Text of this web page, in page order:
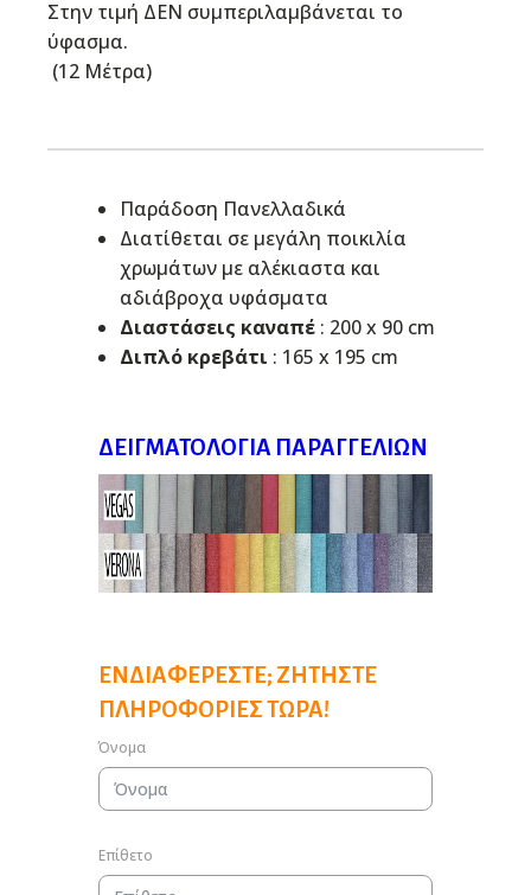
Στην τιμή ΔΕΝ συμπεριλαμβάνεται το
ύφασμα.
(12 Μέτρα)
Παράδοση Πανελλαδικά
Διατίθεται σε μεγάλη ποικιλία
χρωμάτων με αλέκιαστα και
αδιάβροχα υφάσματα
Διαστάσεις καναπέ : 200 x 90 cm
Διπλό κρεβάτι : 165 x 195 cm
ΔΕΙΓΜΑΤΟΛΌΓΙΑ ΠΑΡΑΓΓΕΛΙΏΝ
ΕΝΔΙΑΦΈΡΕΣΤΕ; ΖΗΤΉΣΤΕ
ΠΛΗΡΟΦΟΡΊΕΣ ΤΏΡΑ!
Όνομα
Επίθετο